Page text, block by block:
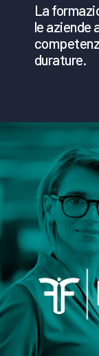
La
le aziende
durature.